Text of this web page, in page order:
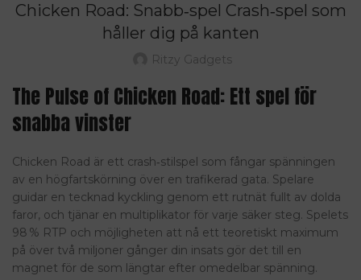
Chicken Road: Snabb‑spel Crash‑spel som
håller dig på kanten
Ritzy Gadgets
The Pulse of Chicken Road: Ett spel för
snabba vinster
Chicken Road är ett crash‑stilspel som fångar spänningen
av en högfartskörning över en trafikerad gata. Spelare
guidar en tecknad kyckling genom ett rutnät fullt av dolda
faror, och tjänar en multiplikator för varje säker steg. Spelets
98 % RTP och möjligheten att nå ett teoretiskt maximum
på över två miljoner gånger din insats gör det till en
magnet för de som längtar efter omedelbar spänning.